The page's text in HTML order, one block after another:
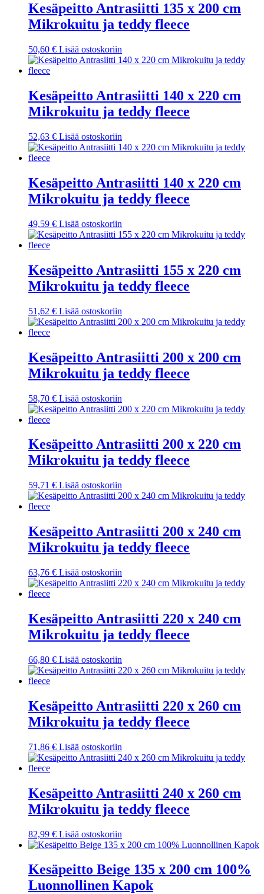
Kesäpeitto Antrasiitti 135 x 200 cm
Mikrokuitu ja teddy fleece
50,60 € Lisää ostoskoriin
Kesäpeitto Antrasiitti 140 x 220 cm
Mikrokuitu ja teddy fleece
52,63 € Lisää ostoskoriin
Kesäpeitto Antrasiitti 140 x 220 cm
Mikrokuitu ja teddy fleece
49,59 € Lisää ostoskoriin
Kesäpeitto Antrasiitti 155 x 220 cm
Mikrokuitu ja teddy fleece
51,62 € Lisää ostoskoriin
Kesäpeitto Antrasiitti 200 x 200 cm
Mikrokuitu ja teddy fleece
58,70 € Lisää ostoskoriin
Kesäpeitto Antrasiitti 200 x 220 cm
Mikrokuitu ja teddy fleece
59,71 € Lisää ostoskoriin
Kesäpeitto Antrasiitti 200 x 240 cm
Mikrokuitu ja teddy fleece
63,76 € Lisää ostoskoriin
Kesäpeitto Antrasiitti 220 x 240 cm
Mikrokuitu ja teddy fleece
66,80 € Lisää ostoskoriin
Kesäpeitto Antrasiitti 220 x 260 cm
Mikrokuitu ja teddy fleece
71,86 € Lisää ostoskoriin
Kesäpeitto Antrasiitti 240 x 260 cm
Mikrokuitu ja teddy fleece
82,99 € Lisää ostoskoriin
Kesäpeitto Beige 135 x 200 cm 100%
Luonnollinen Kapok